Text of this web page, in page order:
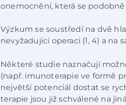
onemocnění, která se
Výzkum se soustředí na dvě
nevyžadující operaci (1, 4) a na
Některé studie naznačují
(např. imunoterapie ve formě
největší potenciál dostat se
terapie jsou již schválené na